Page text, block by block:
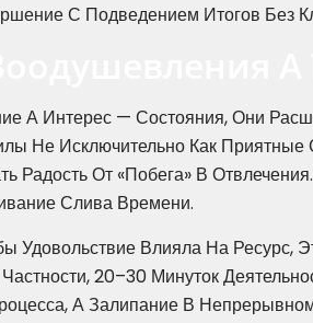
С Подведением Итогов Без
А Интерес — Состояния, Они
Не Исключительно Как
Радость От «побега» В
Слива Времени.
Удовольствие Влияла На Ресурс,
20–30 Минуток
А Залипание В